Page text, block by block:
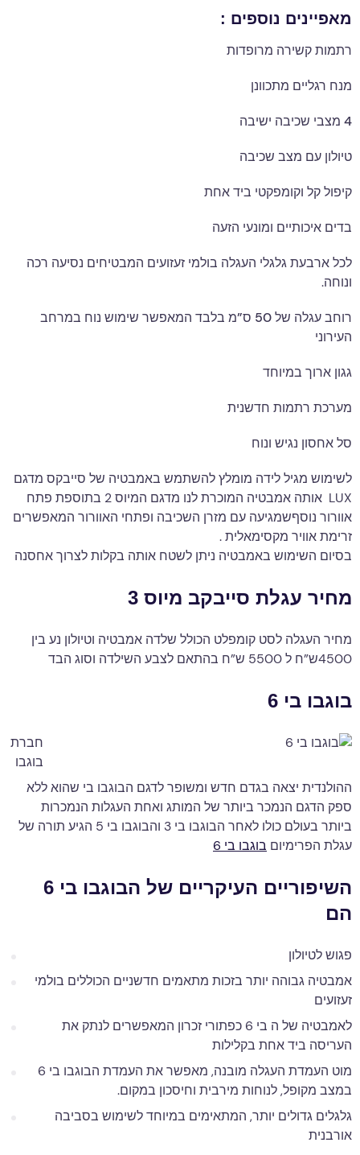
מאפיינים נוספים :
רתמות קשירה מרופדות
מנח רגליים מתכוונן
4 מצבי שכיבה ישיבה
טיולון עם מצב שכיבה
קיפול קל וקומפקטי ביד אחת
בדים איכותיים ומונעי הזעה
לכל ארבעת גלגלי העגלה בולמי זעזועים המבטיחים נסיעה רכה
ונוחה.
רוחב עגלה של 50 ס”מ בלבד המאפשר שימוש נוח במרחב
העירוני
גגון ארוך במיוחד
מערכת רתמות חדשנית
סל אחסון נגיש ונוח
לשימוש מגיל לידה מומלץ להשתמש באמבטיה של סייבקס מדגם
LUX אותה אמבטיה המוכרת לנו מדגם המיוס 2 בתוספת פתח
אוורור נוסףשמגיעה עם מזרן השכיבה ופתחי האוורור המאפשרים
זרימת אוויר מקסימאלית .
בסיום השימוש באמבטיה ניתן לשטח אותה בקלות לצרוך אחסנה
מחיר עגלת סייבקב מיוס 3
מחיר העגלה לסט קומפלט הכולל שלדה אמבטיה וטיולון נע בין
4500ש”ח ל 5500 ש”ח בהתאם לצבע השילדה וסוג הבד
בוגבו בי 6
חברת
בוגבו
ההולנדית יצאה בגדם חדש ומשופר לדגם הבוגבו בי שהוא ללא
ספק הדגם הנמכר ביותר של המותג ואחת העגלות הנמכרות
ביותר בעולם כולו לאחר הבוגבו בי 3 והבוגבו בי 5 הגיע תורה של
עגלת הפרימיום בוגבו בי 6
השיפוריים העיקריים של הבוגבו בי 6
הם
פגוש לטיולון
אמבטיה גבוהה יותר בזכות מתאמים חדשניים הכוללים בולמי
זעזועים
לאמבטיה של ה בי 6 כפתורי זכרון המאפשרים לנתק את
העריסה ביד אחת בקלילות
מוט העמדת העגלה מובנה, מאפשר את העמדת הבוגבו בי 6
במצב מקופל, לנוחות מירבית וחיסכון במקום.
גלגלים גדולים יותר, המתאימים במיוחד לשימוש בסביבה
אורבנית